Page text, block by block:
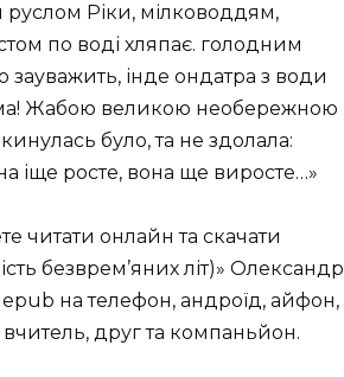
Ріки, мілководдям,
по воді хляпає. голодним
інде ондатра з води
Жабою великою необережною
було, та не здолала:
іще росте, вона ще виросте…»
читати онлайн та скачати
безврем’яних літ)» Олександр
на телефон, андроїд, айфон,
друг та компаньйон.